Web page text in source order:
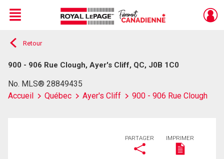
Live
En Direct
Menu
Retour
900 - 906 Rue Clough, Ayer's Cliff, QC, J0B 1C0
No. MLS® 28849435
Accueil
Québec Ayer's Cliff 900 - 906 Rue Clough
PARTAGER IMPRIMER